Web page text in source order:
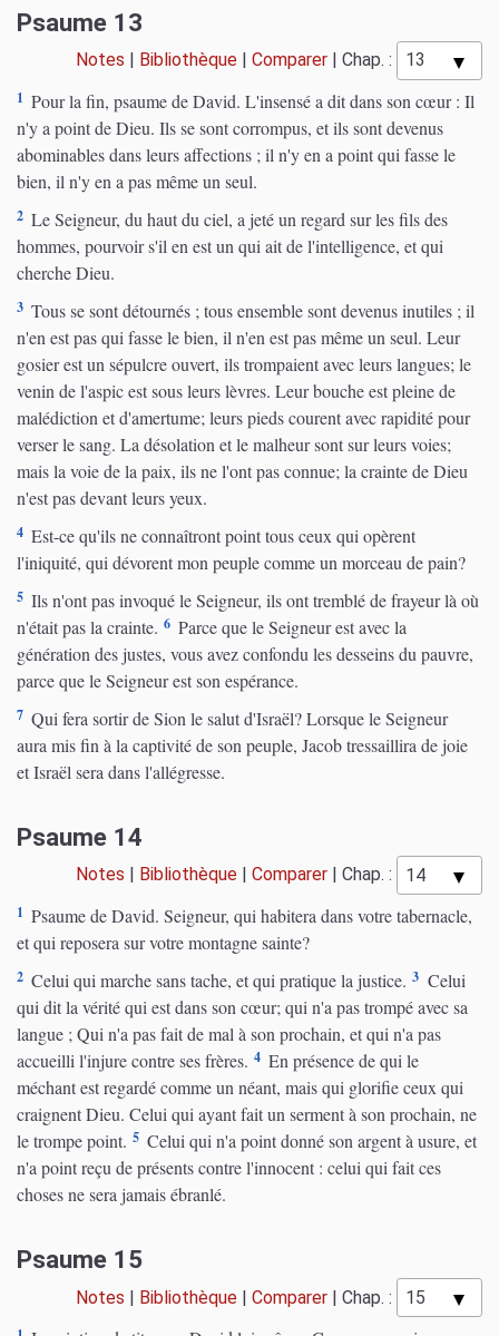
Psaume 13
Notes Bibliothèque Comparer Chap. :
1 Pour la fin, psaume de David. L'insensé a dit dans son cœur : Il
n'y a point de Dieu. Ils se sont corrompus, et ils sont devenus
abominables dans leurs affections ; il n'y en a point qui fasse le
bien, il n'y en a pas même un seul.
2 Le Seigneur, du haut du ciel, a jeté un regard sur les fils des
hommes, pourvoir s'il en est un qui ait de l'intelligence, et qui
cherche Dieu.
3 Tous se sont détournés ; tous ensemble sont devenus inutiles ; il
n'en est pas qui fasse le bien, il n'en est pas même un seul. Leur
gosier est un sépulcre ouvert, ils trompaient avec leurs langues; le
venin de l'aspic est sous leurs lèvres. Leur bouche est pleine de
malédiction et d'amertume; leurs pieds courent avec rapidité pour
verser le sang. La désolation et le malheur sont sur leurs voies;
mais la voie de la paix, ils ne l'ont pas connue; la crainte de Dieu
n'est pas devant leurs yeux.
4 Est-ce qu'ils ne connaîtront point tous ceux qui opèrent
l'iniquité, qui dévorent mon peuple comme un morceau de pain?
5 Ils n'ont pas invoqué le Seigneur, ils ont tremblé de frayeur là où
n'était pas la crainte. 6 Parce que le Seigneur est avec la
génération des justes, vous avez confondu les desseins du pauvre,
parce que le Seigneur est son espérance.
7 Qui fera sortir de Sion le salut d'Israël? Lorsque le Seigneur
aura mis fin à la captivité de son peuple, Jacob tressaillira de joie
et Israël sera dans l'allégresse.
Psaume 14
Notes Bibliothèque Comparer Chap. :
1 Psaume de David. Seigneur, qui habitera dans votre tabernacle,
et qui reposera sur votre montagne sainte?
2 Celui qui marche sans tache, et qui pratique la justice. 3 Celui
qui dit la vérité qui est dans son cœur; qui n'a pas trompé avec sa
langue ; Qui n'a pas fait de mal à son prochain, et qui n'a pas
accueilli l'injure contre ses frères. 4 En présence de qui le
méchant est regardé comme un néant, mais qui glorifie ceux qui
craignent Dieu. Celui qui ayant fait un serment à son prochain, ne
le trompe point. 5 Celui qui n'a point donné son argent à usure, et
n'a point reçu de présents contre l'innocent : celui qui fait ces
choses ne sera jamais ébranlé.
Psaume 15
Notes | Bibliothèque | Comparer | Chap. :